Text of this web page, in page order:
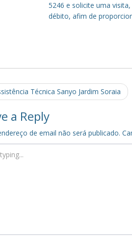
5246 e solicite uma
débito, afim de
Técnica Sanyo Jardim Soraia
a Reply
de email não será publicado.